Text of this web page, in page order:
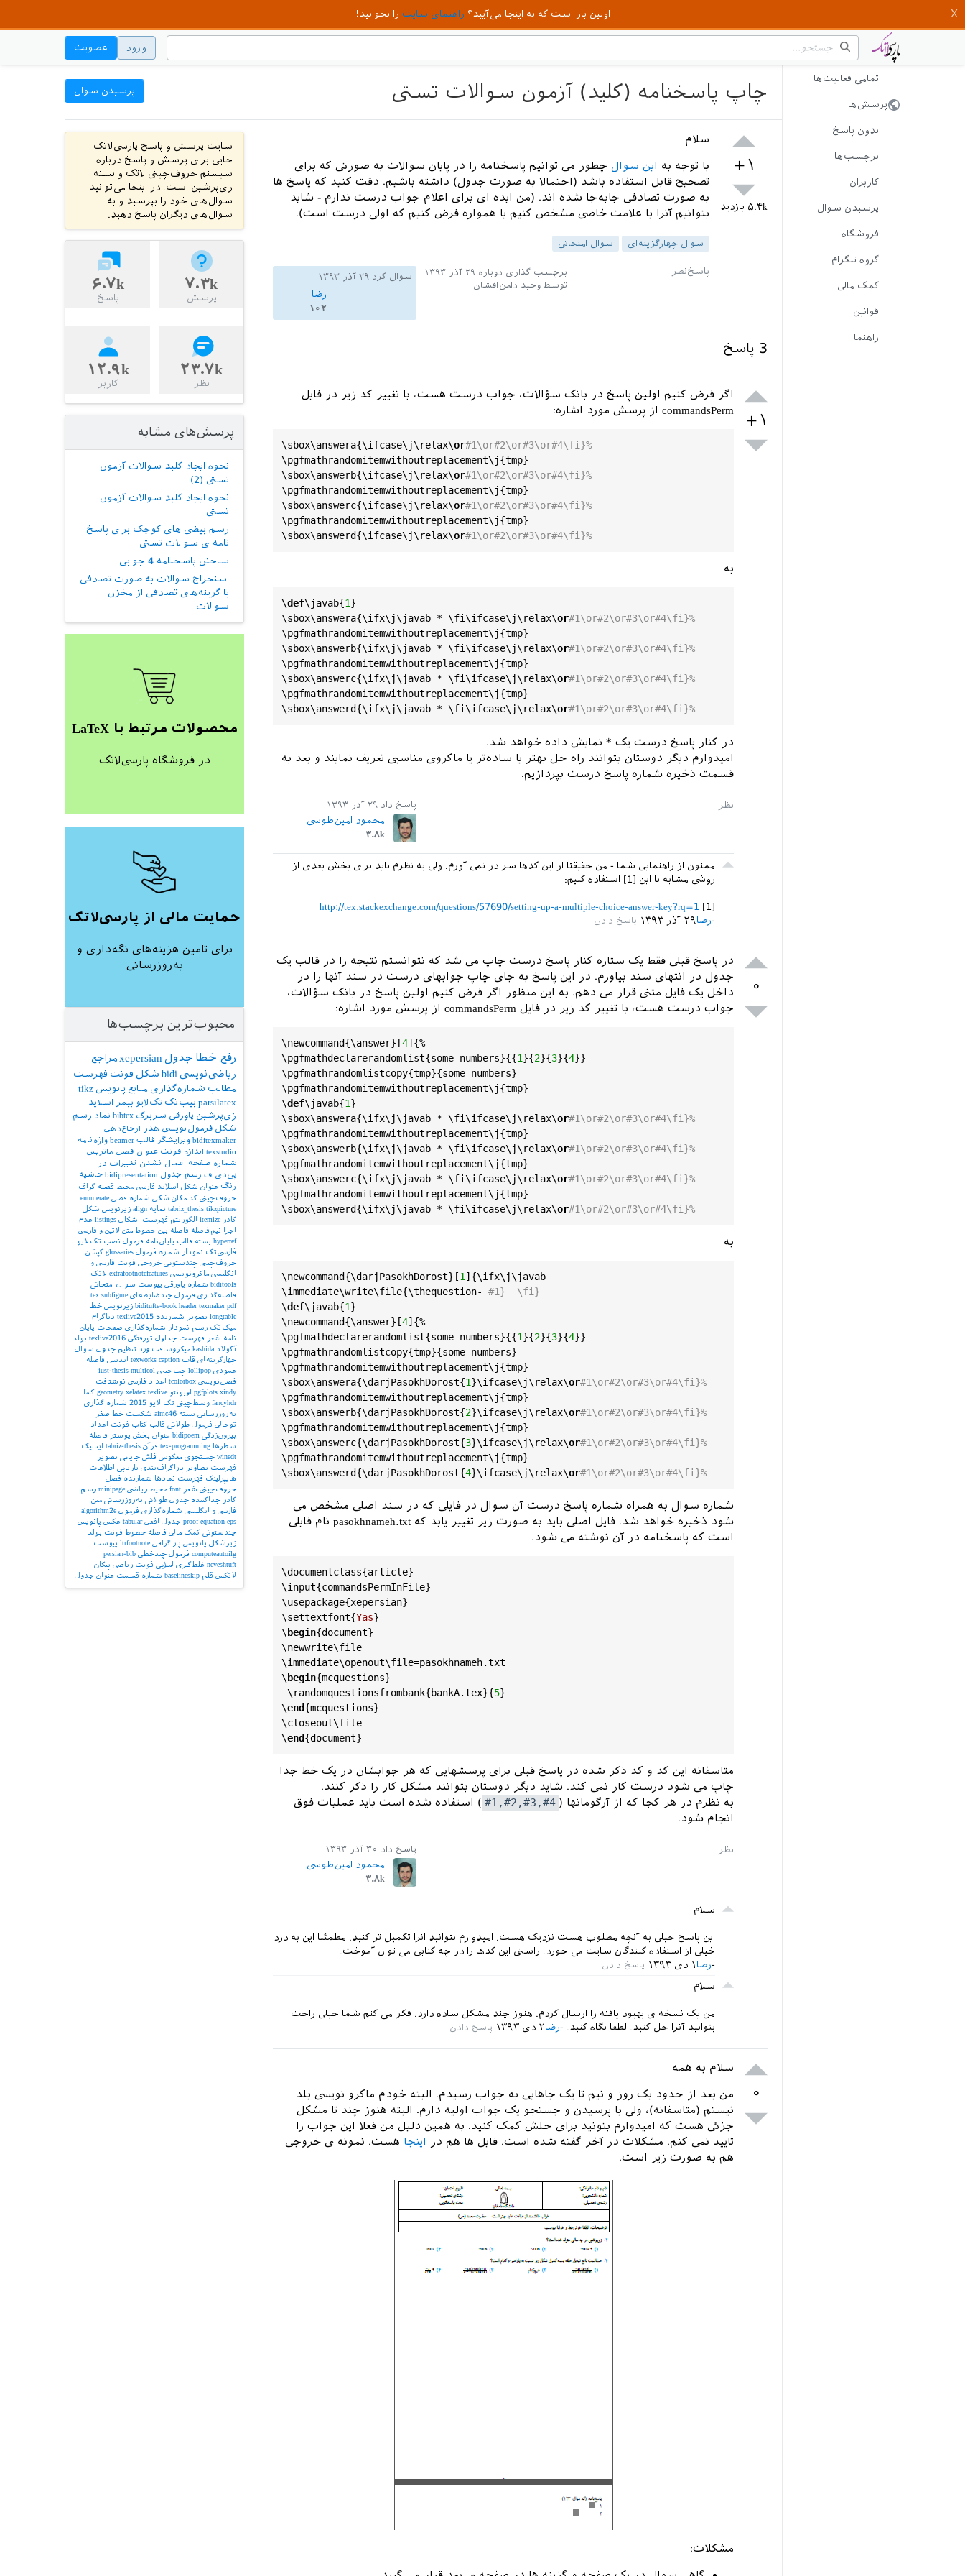
اولین بار است که به اینجا می‌آیید؟ راهنمای سایت را بخوانید!
ورود عضویت
تمامی فعالیت‌ها
پرسش‌ها
بدون پاسخ
برچسب‌ها
کاربران
پرسیدن سوال
فروشگاه
گروه تلگرام
کمک مالی
قوانین
راهنما
چاپ پاسخنامه (کلید) آزمون سوالات تستی پرسیدن سوال
+۱
۵.۴k بازدید
سلام
با توجه به این سوال چطور می توانیم پاسخنامه را در پایان سوالات به صورتی که برای
تصحیح قابل استفاده باشد (احتمالا به صورت جدول) داشته باشیم. دقت کنید که پاسخ ها
به صورت تصادفی جابه‌جا شده اند. (من ایده ای برای اعلام جواب درست ندارم - شاید
بتوانیم آنرا با علامت خاصی مشخص کنیم یا همواره فرض کنیم که اولی درست است).
سوال چهارگزینه‌ای سوال امتحانی
برچسب گذاری دوباره ۲۹ آذر ۱۳۹۳
توسط وحید دامن‌افشان
سوال کرد ۲۹ آذر ۱۳۹۳
رضا
۱۰۲
3 پاسخ
+۱
اگر فرض کنیم اولین پاسخ در بانک سؤالات، جواب درست هست، با تغییر کد زیر در فایل
commandsPerm از پرسش مورد اشاره:
\sbox\answera{\ifcase\ j\ relax\or#1\or#2\or#3\or#4\fi}%
\pgfmathrandomitemwithoutreplacement\ j{tmp}
\sbox\answerb{\ifcase\ j\ relax\or#1\or#2\or#3\or#4\fi}%
\pgfmathrandomitemwithoutreplacement\ j{tmp}
\sbox\answerc{\ifcase\ j\ relax\or#1\or#2\or#3\or#4\fi}%
\pgfmathrandomitemwithoutreplacement\ j{tmp}
\sbox\answerd{\ifcase\ j\ relax\or#1\or#2\or#3\or#4\fi}%
به
\def\javab{1}
\sbox\answera{\ifx\j\javab * \fi\ifcase\j\relax\or#1\or#2\or#3\or#4\fi}%
\pgfmathrandomitemwithoutreplacement\j{tmp}
\sbox\answerb{\ifx\j\javab * \fi\ifcase\j\relax\or#1\or#2\or#3\or#4\fi}%
\pgfmathrandomitemwithoutreplacement\j{tmp}
\sbox\answerc{\ifx\j\javab * \fi\ifcase\j\relax\or#1\or#2\or#3\or#4\fi}%
\pgfmathrandomitemwithoutreplacement\j{tmp}
\sbox\answerd{\ifx\j\javab * \fi\ifcase\j\relax\or#1\or#2\or#3\or#4\fi}%
در کنار پاسخ درست یک * نمایش داده خواهد شد.
امیدوارم دیگر دوستان بتوانند راه حل بهتر یا ساده‌تر یا ماکروی مناسبی تعریف نمایند و بعد به
قسمت ذخیره شماره پاسخ درست بپردازیم.
پاسخ داد ۲۹ آذر ۱۳۹۳
محمود امین‌طوسی
۳.۸k
ممنون از راهنمایی شما - من حقیقتا از این کدها سر در نمی آورم. ولی به نظرم باید برای بخش بعدی از
روشی مشابه با این [1] استفاده کنیم:
[1]
http://tex.stackexchange.com/questions/57690/setting-up-a-multiple-choice-answer-key?rq=1
۲۹ آذر ۱۳۹۳ رضا
۰
در پاسخ قبلی فقط یک ستاره کنار پاسخ درست چاپ می شد که نتوانستم نتیجه را در قالب یک
جدول در انتهای سند بیاورم. در این پاسخ به جای چاپ جوابهای درست در سند آنها را در
داخل یک فایل متنی قرار می دهم. به این منظور اگر فرض کنیم اولین پاسخ در بانک سؤالات،
جواب درست هست، با تغییر کد زیر در فایل commandsPerm از پرسش مورد اشاره:
\newcommand{\answer}[4]{%
\pgfmathdeclarerandomlist{some numbers}{{1}{2}{3}{4}}
\pgfmathrandomlistcopy{tmp}{some numbers}
\pgfmathrandomitemwithoutreplacement\ j{tmp}
\def\ javab{1}
\sbox\answera{\ifx\ j\ javab * \fi\ifcase\ j\ relax\or#1\or#2\or#3\or#4\fi}%
\pgfmathrandomitemwithoutreplacement\ j{tmp}
\sbox\answerb{\ifx\ j\ javab * \fi\ifcase\ j\ relax\or#1\or#2\or#3\or#4\fi}%
\pgfmathrandomitemwithoutreplacement\ j{tmp}
\sbox\answerc{\ifx\ j\ javab * \fi\ifcase\ j\ relax\or#1\or#2\or#3\or#4\fi}%
\pgfmathrandomitemwithoutreplacement\ j{tmp}
\sbox\answerd{\ifx\ j\ javab * \fi\ifcase\ j\ relax\or#1\or#2\or#3\or#4\fi}%
به
\newcommand{\darjPasokhDorost}[1 ]{\ifx\ j\ javab
\immediate\write\file{\thequestion- #1}  \fi}
\def\ javab{1}
\newcommand{\answer}[4]{%
\pgfmathdeclarerandomlist{some numbers}{{1}{2}{3}{4}}
\pgfmathrandomlistcopy{tmp}{some numbers}
\pgfmathrandomitemwithoutreplacement\ j{tmp}
\sbox\answera{\darjPasokhDorost{1}\ifcase\ j\ relax\or#1\or#2\or#3\or#4\fi}%
\pgfmathrandomitemwithoutreplacement\ j{tmp}
\sbox\answerb{\darjPasokhDorost{2}\ifcase\ j\ relax\or#1\or#2\or#3\or#4\fi}%
\pgfmathrandomitemwithoutreplacement\ j{tmp}
\sbox\answerc{\darjPasokhDorost{3}\ifcase\ j\ relax\or#1\or#2\or#3\or#4\fi}%
\pgfmathrandomitemwithoutreplacement\ j{tmp}
\sbox\answerd{\darjPasokhDorost{4}\ifcase\ j\ relax\or#1\or#2\or#3\or#4\fi}%
شماره سوال به همراه شماره پاسخ درست آن سوال در فایلی که در سند اصلی مشخص می
شود ذخیره خواهد شد. فایل اصلی باید به صورت زیر تغییر یابد که pasokhnameh.txt نام فایلی
است که پاسخنامه در آن نوشته می شود.
\documentclass{article}
\input{commandsPermInFile}
\usepackage{xepersian}
\settextfont{Yas}
\ begin{document}
\newwrite\file
\immediate\openout\file=pasokhnameh.txt
\ begin{mcquestions}
\ randomquestionsfrombank{bankA.tex}{5}
\end{mcquestions}
\closeout\file
\end{document
متاسفانه این کد و کد ذکر شده در پاسخ قبلی برای پرسشهایی که هر جوابشان در یک خط جدا
چاپ می شود درست کار نمی کند. شاید دیگر دوستان بتوانند مشکل کار را ذکر کنند.
به نظرم در هر کجا که از آرگومانها ( #1,#2,#3,#4 ) استفاده شده است باید عملیات فوق
انجام شود.
پاسخ داد ۳۰ آذر ۱۳۹۳
محمود امین‌طوسی
۳.۸k
سلام
این پاسخ خیلی به آنچه مطلوب هست نزدیک هست. امیدوارم بتوانید انرا تکمیل تر کنید. مطمئنا این به درد
خیلی از استفاده کنندگان سایت می خورد. راستی این کدها را در چه کتابی می توان آموخت.
۱ دی ۱۳۹۳ رضا
سلام
من یک نسخه ی بهبود یافته را ارسال کردم. هنوز چند مشکل ساده دارد. فکر می کنم شما خیلی راحت
بتوانید آنرا حل کنید. لطفا نگاه کنید.
۲ دی ۱۳۹۳رضا
۰
سلام به همه
من بعد از حدود یک روز و نیم تا یک جاهایی به جواب رسیدم. البته خودم ماکرو نویسی بلد
نیستم (متاسفانه)، ولی با پرسیدن و جستجو یک جواب اولیه دارم. البته هنوز چند تا مشکل
جزئی هست که امیدوارم بتونید برای حلش کمک کنید. به همین دلیل من فعلا این جواب را
تایید نمی کنم. مشکلات در آخر گفته شده است. فایل ها هم در
اینجا هست. نمونه ی خروجی
هم به صورت زیر است.
مشکلات:
سایت پرسش و پاسخ پارسی‌لاتک
جایی برای پرسش و پاسخ درباره
سیستم حروف‌چینی لاتک و بسته
زی‌پرشین است. در اینجا می‌توانید
سوال‌های خود را بپرسید و به
سوال‌های دیگران پاسخ دهید.
۷.۳k
پرسش
۶.۷k
پاسخ
۲۳.۷k
نظر
۱۲.۹k
کاربر
پرسش‌های مشابه
نحوه ایجاد کلید سوالات آزمون
تستی (2)
نحوه ایجاد کلید سوالات آزمون
تستی
رسم بیضی های کوچک برای پاسخ
نامه ی سوالات تستی
ساختن پاسخنامه 4 جوابی
استخراج سوالات به صورت تصادفی
با گزینه‌های تصادفی از مخزن
سوالات
محصولات مرتبط با LaTeX
در فروشگاه پارسی‌لاتک
حمایت مالی از پارسی‌لاتک
برای تامین هزینه‌های نگه‌داری و
به‌روزرسانی
محبوب‌ترین برچسب‌ها
رفع خطا جدول xepersianمراجع
ریاضی‌نویسی bidi شکل فونت فهرست
مطالب شماره‌گذاری منابع پانویس tikz
parsilatex بیب‌تک تک‌لایو بیمر اسلاید
زی‌پرشین پاورقی سربرگ bibtex نماد رسم
شکل فرمول‌نویسی هدر
ارجاع‌دهی
biditexmaker ویرایشگر قالب beamer واژه‌نامه
texstudio اندازه فونت عنوان فصل ماتریس
شماره صفحه اعمال نشدن تغییرات در
پی‌دی‌اف رسم جدول bidipresentation حاشیه
رنگ عنوان شکل اسلاید فارسی محیط قضیه گراف
حروف‌چینی کد مکان شکل شماره فصل enumerate
tabriz_thesis tikzpicture نمایه align زیرنویس شکل
کادر
itemize الگوریتم فهرست اشکال listings عدم
اجرا
نیم‌فاصله فاصله بین خطوط متن لاتین و فارسی
hyperref بسته قالب پایان‌نامه فرمول نصب تک‌لایو
فارسی‌تک نمودار شماره فرمول glossaries کپشن
حروف‌چینی چندستونی خروجی فونت فارسی و
انگلیسی ماکرونویسی extrafootnotefeatures لاتک
biditools شماره پاورقی پیوست‌ سوال امتحانی
فاصله‌گذاری فرمول چندضابطه‌ای tex subfigure
biditufte-book header texmaker pdf زیرنویس خطا
longtable تصویر شمارنده texlive2015 دیاگرام
میک‌تک رسم نمودار شماره‌گذاری صفحات پایان
نامه شعر فهرست جداول تورفتگی texlive2016 بولد
آکولاد kashida میکروسافت ورد تنظیم جدول سوال
چهارگزینه‌ای قاب texworks caption اندیس فاصله
عمودی lollipop چپ‌چینی iust-thesis multicol
فصل‌نویسی tcolorbox اعداد فارسی نوشتافت
pgfplots xindy اوبونتو geometry xelatex texlive
کاما
fancyhdr وسط‌چینی تک لایو 2015
شماره گذاری
به‌روزرسانی بسته aimc46 شکست خط صفر
توخالی فرمول طولانی قالب کتاب فونت اعداد
بیرون‌زدگی bidipoem عنوان بخش پوستر
فاصله
سطرها
tex-programming قرآن tabriz-thesis
ایتالیک
winedt جستجوی معکوس فلش جایابی تصویر
فهرست تصاویر
پاراگراف‌بندی بازیابی اطلاعات
هایپرلینک فهرست نمادها
شمارنده فصل
حروف‌چینی شعر font محیط ریاضی minipage رسم
کادر
جداکننده جدول طولانی به‌روزرسانی متن
فارسی و انگلیسی شماره‌گذاری فرمول algorithm2e
proof equation eps جدول افقی tabular عکس پانویس
چندستونی کمک مالی فاصله خطوط فونت بولد
زیرشکل پانویس پاراگرافی ltrfootnote پیوست
computeautoilg فرمول چندخطی persian-bib
neveshtuft غلط‌گیری املایی فونت ریاضی پیکان
لاتکس قلم baselineskip شماره قسمت عنوان جدول